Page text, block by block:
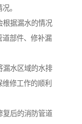
。
根据漏水的情况
道部件、修补漏
漏水区域的水排
修工作的顺利
复后的消防管道